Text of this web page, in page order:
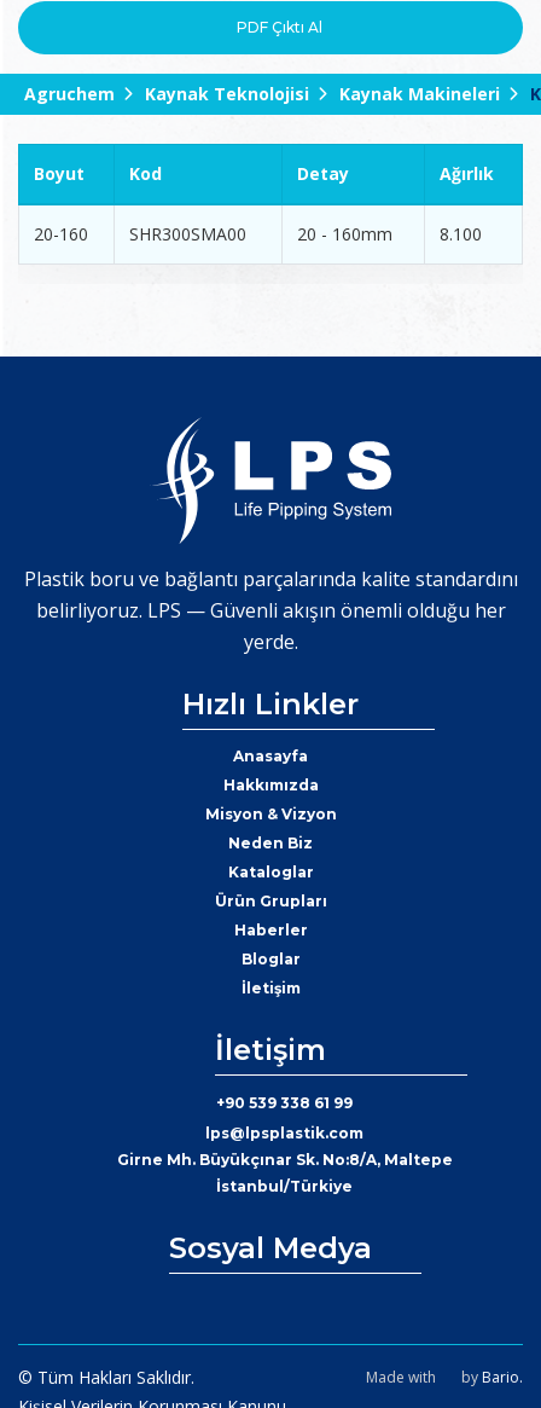
PDF Çıktı Al
Agruchem Kaynak Teknolojisi Kaynak Makineleri
Boyut Kod Detay Ağırlık
20-160 SHR300SMA00 20 - 160mm 8.100
Plastik boru ve bağlantı parçalarında kalite standardını
belirliyoruz. LPS — Güvenli akışın önemli olduğu her
yerde.
Hızlı Linkler
Anasayfa
Hakkımızda
Misyon & Vizyon
Neden Biz
Kataloglar
Ürün Grupları
Haberler
Bloglar
İletişim
İletişim
+90 539 338 61 99
lps@lpsplastik.com
Girne Mh. Büyükçınar Sk. No:8/A, Maltepe
İstanbul/Türkiye
Sosyal Medya
© Tüm Hakları Saklıdır. Made with by Bario.